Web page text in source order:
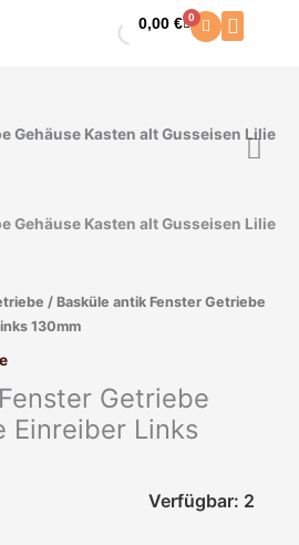
0,00€ 0
Warenkorb
/ Basküle antik Fenster Getriebe
130mm
Getriebe
Einreiber Links
Verfügbar: 2